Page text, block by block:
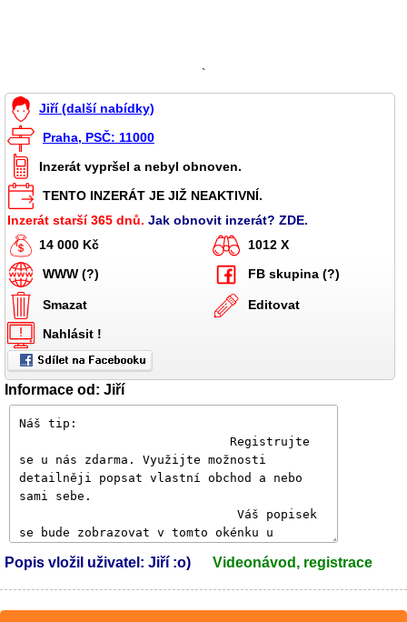
`
Jiří (další nabídky)
Praha, PSČ: 11000
Inzerát vypršel a nebyl obnoven.
TENTO INZERÁT JE JIŽ NEAKTIVNÍ.
Inzerát starší 365 dnů. Jak obnovit inzerát? ZDE.
14 000 Kč
1012 X
WWW (?)
FB skupina (?)
Smazat
Editovat
Nahlásit !
Informace od: Jiří
Popis vložil uživatel: Jiří :o) Videonávod, registrace